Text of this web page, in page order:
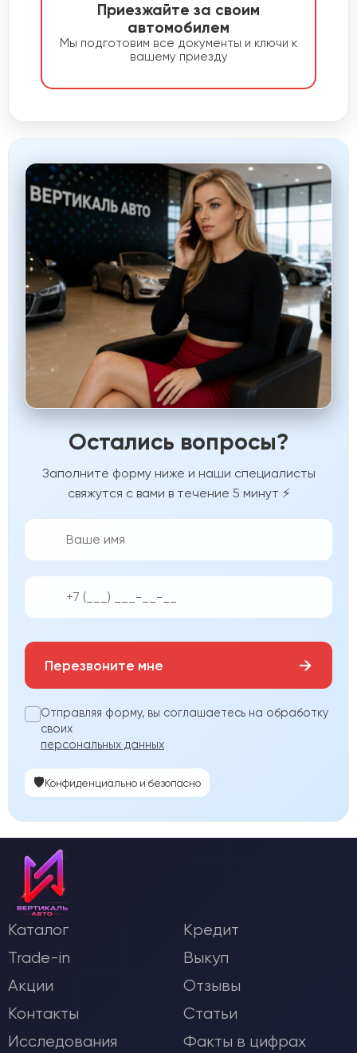
Приезжайте за своим
автомобилем
Мы подготовим все документы и ключи к
вашему приезду
Остались вопросы?
Заполните форму ниже и наши специалисты
свяжутся с вами в течение 5 минут ⚡
Перезвоните мне →
Отправляя форму, вы соглашаетесь на обработку
своих
персональных данных
🛡️Конфиденциально и безопасно
Каталог
Кредит
Trade-in
Выкуп
Акции
Отзывы
Контакты
Статьи
Исследования
Факты в цифрах